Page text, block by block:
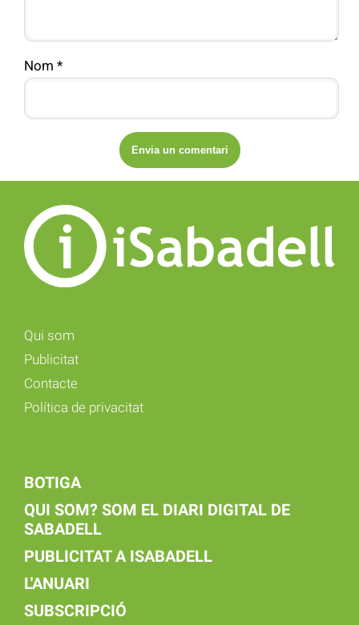
Nom *
Qui som
Publicitat
Contacte
Política de privacitat
BOTIGA
QUI SOM? SOM EL DIARI DIGITAL DE
SABADELL
PUBLICITAT A ISABADELL
L'ANUARI
SUBSCRIPCIÓ